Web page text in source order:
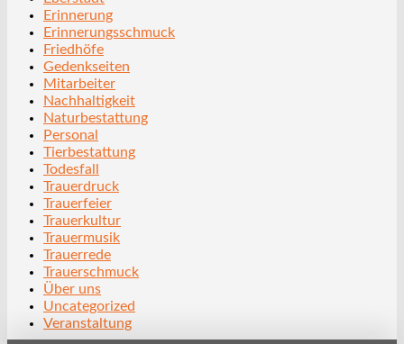
Erinnerung
Erinnerungsschmuck
Friedhöfe
Gedenkseiten
Mitarbeiter
Nachhaltigkeit
Naturbestattung
Personal
Tierbestattung
Todesfall
Trauerdruck
Trauerfeier
Trauerkultur
Trauermusik
Trauerrede
Trauerschmuck
Über uns
Uncategorized
Veranstaltung